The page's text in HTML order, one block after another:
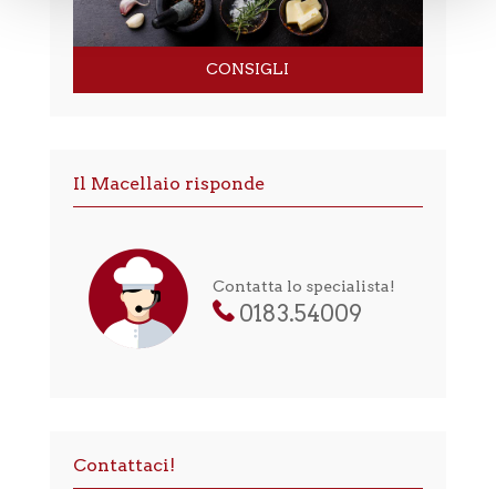
CONSIGLI
Il Macellaio risponde
Contatta lo specialista!
0183.54009
Contattaci!